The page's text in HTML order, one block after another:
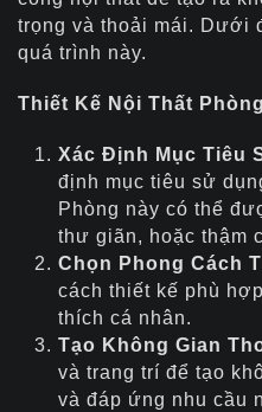
trọng và thoải mái. Dưới
quá trình này.
Thiết Kế Nội Thất
Xác Định Mục Tiêu
định mục tiêu sử
Phòng này có thể
thư giãn, hoặc thậm
Chọn Phong Cách
cách thiết kế phù
thích cá nhân.
Tạo Không Gian
và trang trí để tạo
và đáp ứng nhu cầu